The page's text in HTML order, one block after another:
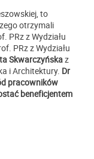
to
otrzymali
PRz z Wydziału
PRz z Wydziału
Skwarczyńskaz
i Architektury. Dr
pracowników
beneficjentem